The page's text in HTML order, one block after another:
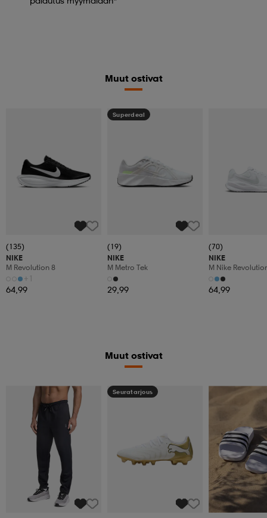
Muut ostivat
(135)
NIKE
M Revolution 8
+1
64,99
Superdeal
(19)
NIKE
M Metro Tek
29,99
(70)
NIKE
M Nike
64,99
Muut ostivat
Seuratarjous